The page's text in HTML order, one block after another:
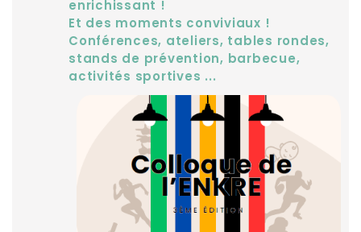
enrichissant !
Et des moments conviviaux !
Conférences, ateliers, tables rondes,
stands de prévention, barbecue,
activités sportives ...